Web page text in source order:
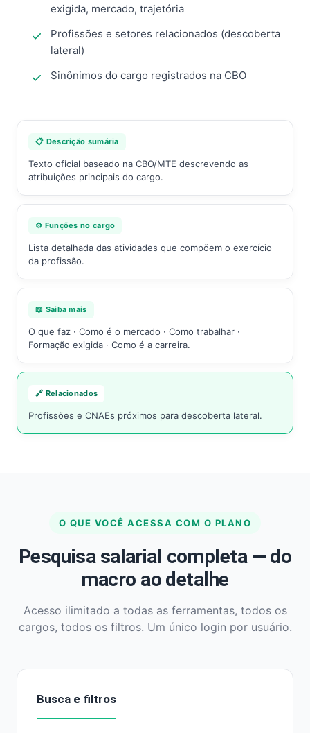
exigida, mercado, trajetória
Profissões e setores relacionados (descoberta
lateral)
Sinônimos do cargo registrados na CBO
📋 Descrição sumária
Texto oficial baseado na CBO/MTE descrevendo as
atribuições principais do cargo.
⚙️ Funções no cargo
Lista detalhada das atividades que compõem o exercício
da profissão.
📖 Saiba mais
O que faz · Como é o mercado · Como trabalhar ·
Formação exigida · Como é a carreira.
🔗 Relacionados
Profissões e CNAEs próximos para descoberta lateral.
O QUE VOCÊ ACESSA COM O PLANO
Pesquisa salarial completa — do
macro ao detalhe
Acesso ilimitado a todas as ferramentas, todos os
cargos, todos os filtros. Um único login por usuário.
Busca e filtros